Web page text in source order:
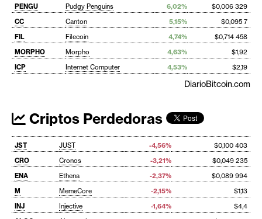
PENGU
Pudgy Penguins 6,02%
$0,006 329
CC
Canton 5,15%
$0,095 7
FIL
Filecoin 4,74%
$0,714 458
MORPHO
Morpho 4,63%
$1,92
ICP
Internet Computer 4,53% $2,19
DiarioBitcoin.com
Criptos Perdedoras
JST JUST -4,56%
$0,100 403
CRO
Cronos -3,21%
$0,049 235
ENA
Ethena -2,37%
$0,089 994
M
MemeCore -2,15%
$1,13
INJ
Injective -1,64%
$4,4